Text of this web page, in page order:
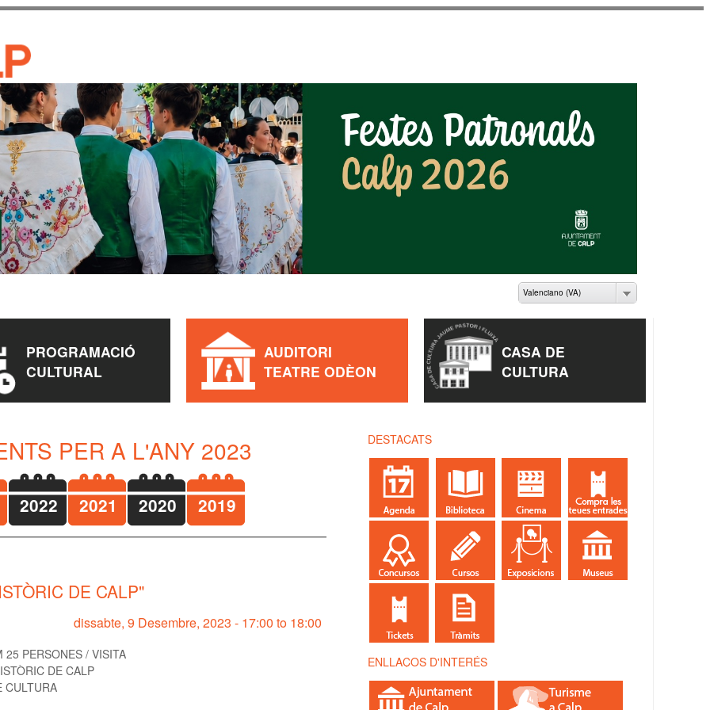
Valenciano (VA)
PER A L'ANY 2023
2022 2021 2020 2019
DE CALP"
dissabte, 9 Desembre, 2023 - 17:00 to 18:00
25 PERSONES / VISITA
DE CALP
CULTURA
DESTACATS
ENLLAÇOS D'INTERÉS
PROGRAMACIÓ
CULTURAL
AUDITORI
TEATRE ODÈON
CASA DE
CULTURA